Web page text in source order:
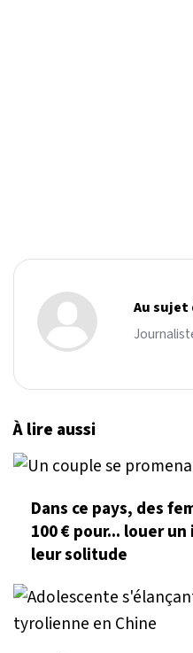
Au
À lire aussi
Dans ce pays, des
100 € pour... louer
leur solitude